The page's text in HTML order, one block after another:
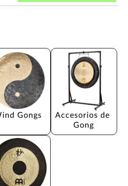
Gongs
Accesorios de
Gong